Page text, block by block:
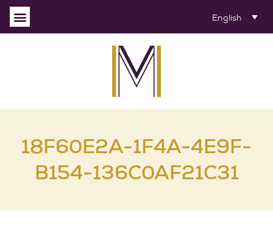
English
18F60E2A-1F4A-4E9F-
B154-136C0AF21C31